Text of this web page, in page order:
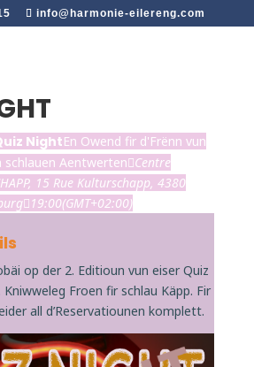
info@harmonie-eilereng.com
NightEn Owend fir d'Frënn vun
schlauen Aentwerten Centre
, 15 Rue Kulturschapp, 4380
19:00(GMT+02:00)
op der 2. Editioun vun eiser Quiz
Froen fir schlau Käpp. Fir
all d’Reservatiounen komplett.